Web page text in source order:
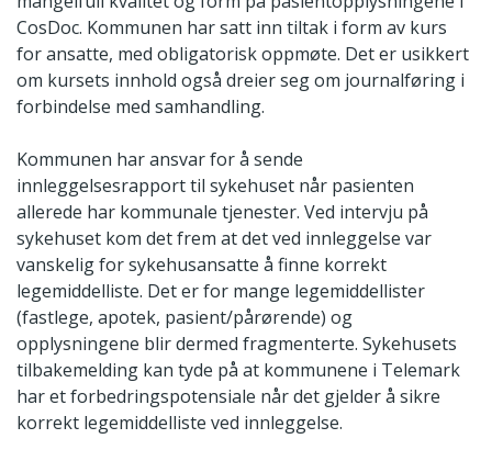
CosDoc. Kommunen har satt inn tiltak i form av kurs
for ansatte, med obligatorisk oppmøte. Det er usikkert
om kursets innhold også dreier seg om journalføring i
forbindelse med samhandling.
Kommunen har ansvar for å sende
innleggelsesrapport til sykehuset når pasienten
allerede har kommunale tjenester. Ved intervju på
sykehuset kom det frem at det ved innleggelse var
vanskelig for sykehusansatte å finne korrekt
legemiddelliste. Det er for mange legemiddellister
(fastlege, apotek, pasient/pårørende) og
opplysningene blir dermed fragmenterte. Sykehusets
tilbakemelding kan tyde på at kommunene i Telemark
har et forbedringspotensiale når det gjelder å sikre
korrekt legemiddelliste ved innleggelse.